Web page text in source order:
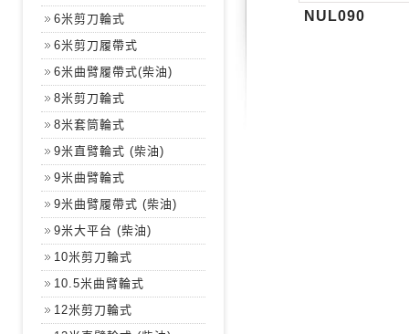
6米剪刀輪式
6米剪刀履帶式
6米曲臂履帶式(柴油)
8米剪刀輪式
8米套筒輪式
9米直臂輪式 (柴油)
9米曲臂輪式
9米曲臂履帶式 (柴油)
9米大平台 (柴油)
10米剪刀輪式
10.5米曲臂輪式
12米剪刀輪式
NUL090